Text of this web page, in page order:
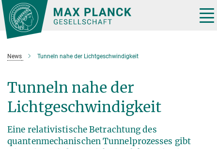
Hauptinhalt
News Tunneln nahe der Lichtgeschwindigkeit
Tunneln nahe der
Lichtgeschwindigkeit
Eine relativistische Betrachtung des
quantenmechanischen Tunnelprozesses gibt